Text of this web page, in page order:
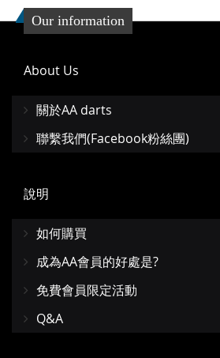
收
夾
比
Our information
About Us
關於AA darts
聯繫我們(Facebook粉絲團)
說明
如何購買
成為AA會員的好處是?
免費會員限定活動
Q&A